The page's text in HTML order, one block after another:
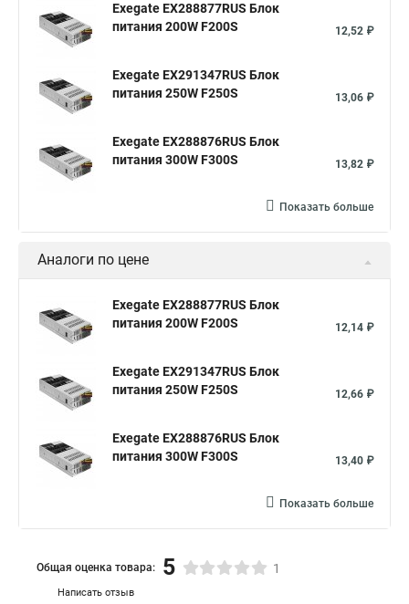
Exegate EX288877RUS Блок
питания 200W F200S
12,52 ₽
Exegate EX291347RUS Блок
питания 250W F250S
13,06 ₽
Exegate EX288876RUS Блок
питания 300W F300S
13,82 ₽
Показать больше
Аналоги по цене
Exegate EX288877RUS Блок
питания 200W F200S
12,14 ₽
Exegate EX291347RUS Блок
питания 250W F250S
12,66 ₽
Exegate EX288876RUS Блок
питания 300W F300S
13,40 ₽
Показать больше
Написать отзыв
Общая оценка товара: 5 1